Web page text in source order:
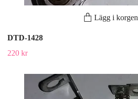
Lägg i korgen
DTD-1428
220 kr